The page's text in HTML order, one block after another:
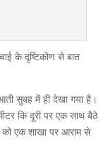
के दृष्टिकोण से बात
सुबह में ही देखा गया है।
कि दूरी पर एक साथ बैठे
एक शाखा पर आराम से